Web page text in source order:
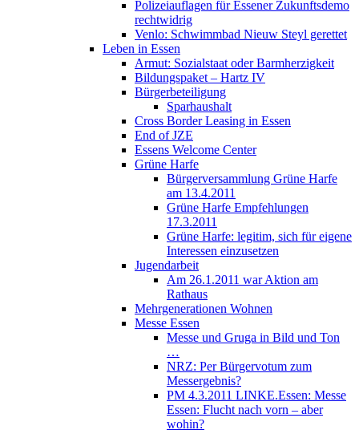
Polizeiauflagen für Essener Zukunftsdemo
rechtwidrig
Venlo: Schwimmbad Nieuw Steyl gerettet
Leben in Essen
Armut: Sozialstaat oder Barmherzigkeit
Bildungspaket – Hartz IV
Bürgerbeteiligung
Sparhaushalt
Cross Border Leasing in Essen
End of JZE
Essens Welcome Center
Grüne Harfe
Bürgerversammlung Grüne Harfe
am 13.4.2011
Grüne Harfe Empfehlungen
17.3.2011
Grüne Harfe: legitim, sich für eigene
Interessen einzusetzen
Jugendarbeit
Am 26.1.2011 war Aktion am
Rathaus
Mehrgenerationen Wohnen
Messe Essen
Messe und Gruga in Bild und Ton
…
NRZ: Per Bürgervotum zum
Messergebnis?
PM 4.3.2011 LINKE.Essen: Messe
Essen: Flucht nach vorn – aber
wohin?